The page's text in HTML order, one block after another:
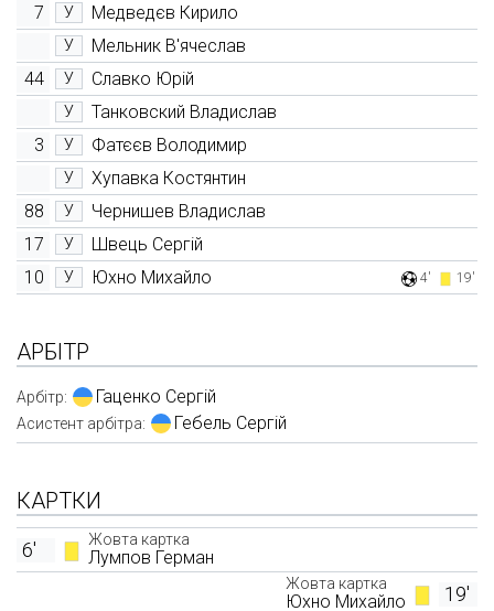
7
У Медведєв Кирило
У
Мельник В'ячеслав
44
У Славко Юрій
У
Танковский Владислав
3
У Фатєєв Володимир
У
Хупавка Костянтин
88
У
Чернишев Владислав
17
У
Швець Сергій
10
У Юхно Михайло 4' 19'
АРБІТР
Арбітр: Гаценко Сергій
Асистент арбітра: Гебель Сергій
КАРТКИ
Жовта картка
Лумпов Герман
6'
19'
Жовта картка
Юхно Михайло